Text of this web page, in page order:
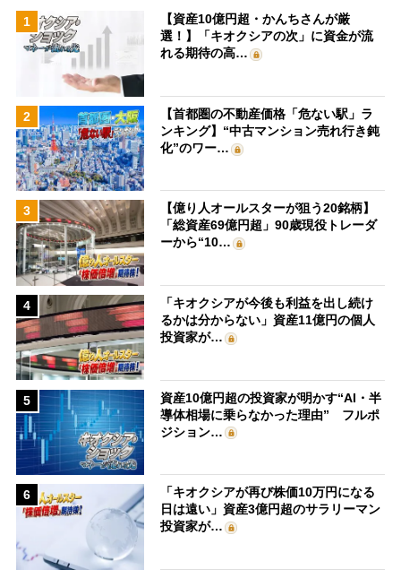
1
【資産10億円超・かんちさんが厳
選！】「キオクシアの次」に資金が流
れる期待の高…
2
【首都圏の不動産価格「危ない駅」ラ
ンキング】“中古マンション売れ行き鈍
化”のワー…
3
【億り人オールスターが狙う20銘柄】
「総資産69億円超」90歳現役トレーダ
ーから“10…
4
「キオクシアが今後も利益を出し続け
るかは分からない」資産11億円の個人
投資家が…
5
資産10億円超の投資家が明かす“AI・半
導体相場に乗らなかった理由” フルポ
ジション…
6
「キオクシアが再び株価10万円になる
日は遠い」資産3億円超のサラリーマン
投資家が…